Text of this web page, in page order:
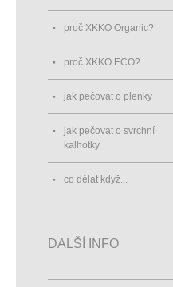
proč XKKO Organic?
proč XKKO ECO?
jak pečovat o plenky
jak pečovat o svrchní
kalhotky
co dělat když...
DALŠÍ INFO